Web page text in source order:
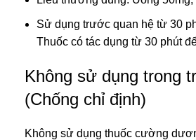
Sử dụng trước quan hệ từ 30
Thuốc có tác dụng từ 30 phút
Không sử dụng trong
(Chống chỉ định)
Không sử dụng thuốc cường